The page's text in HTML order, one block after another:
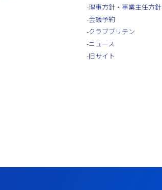
理事方針・事業主任方針
会議予約
クラブブリテン
ニュース
旧サイト